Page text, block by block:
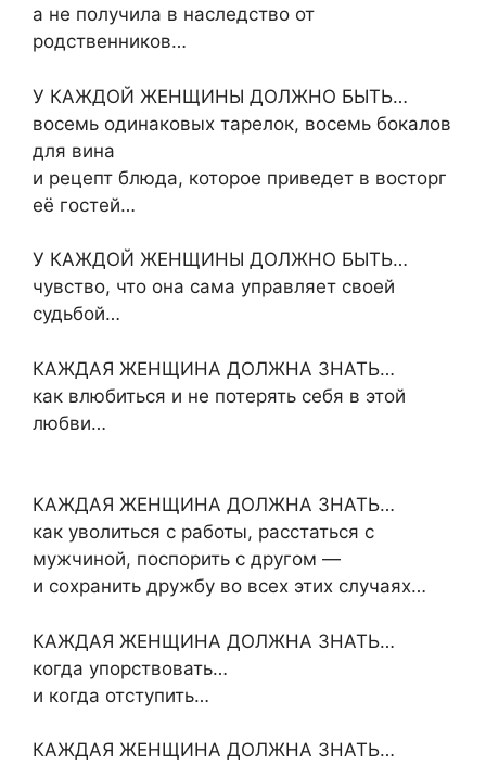
а не получила в наследство от
родственников…
У КАЖДОЙ ЖЕНЩИНЫ ДОЛЖНО БЫТЬ…
восемь одинаковых тарелок, восемь бокалов
для вина
и рецепт блюда, которое приведет в восторг
её гостей…
У КАЖДОЙ ЖЕНЩИНЫ ДОЛЖНО БЫТЬ…
чувство, что она сама управляет своей
судьбой…
КАЖДАЯ ЖЕНЩИНА ДОЛЖНА ЗНАТЬ…
как влюбиться и не потерять себя в этой
любви…
КАЖДАЯ ЖЕНЩИНА ДОЛЖНА ЗНАТЬ…
как уволиться с работы, расстаться с
мужчиной, поспорить с другом —
и сохранить дружбу во всех этих случаях…
КАЖДАЯ ЖЕНЩИНА ДОЛЖНА ЗНАТЬ…
когда упорствовать…
и когда отступить…
КАЖДАЯ ЖЕНЩИНА ДОЛЖНА ЗНАТЬ…